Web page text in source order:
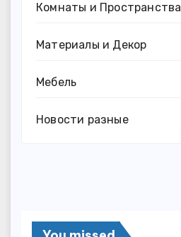
Комнаты и Пространства
Материалы и Декор
Мебель
Новости разные